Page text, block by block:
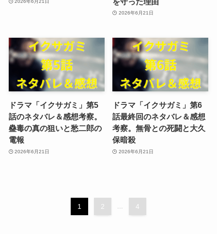
2026年6月21日
2026年6月21日
ドラマ「イクサガミ」第5
話のネタバレ＆感想考察。
蠱毒の真の狙いと愁二郎の
電報
2026年6月21日
ドラマ「イクサガミ」第6
話最終回のネタバレ＆感想
考察。無骨との死闘と大久
保暗殺
2026年6月21日
1 2 4